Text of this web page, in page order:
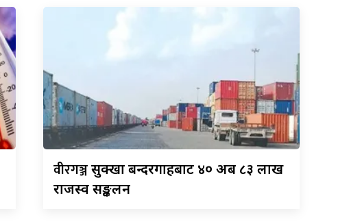
वीरगञ्जसुक्खा बन्दरगाहबाट ४० अर्ब ८३ लाख
राजस्व सङ्कलन